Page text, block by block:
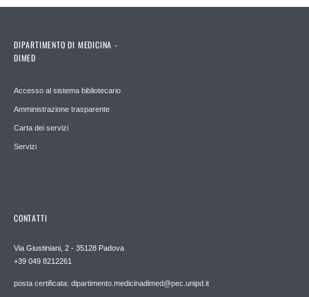
DIPARTIMENTO DI MEDICINA -
DIMED
Accesso al sistema bibliotecario
Amministrazione trasparente
Carta dei servizi
Servizi
CONTATTI
Via Giustiniani, 2 - 35128 Padova
+39 049 8212261
posta certificata: dipartimento.medicinadimed@pec.unipd.it